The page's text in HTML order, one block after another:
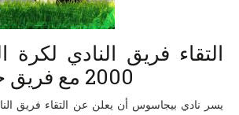
التقاء فريق النادي لكرة
2000 مع فريق جينيس اليوم
يسر نادي بيجاسوس أن يعلن عن التقاء فريق